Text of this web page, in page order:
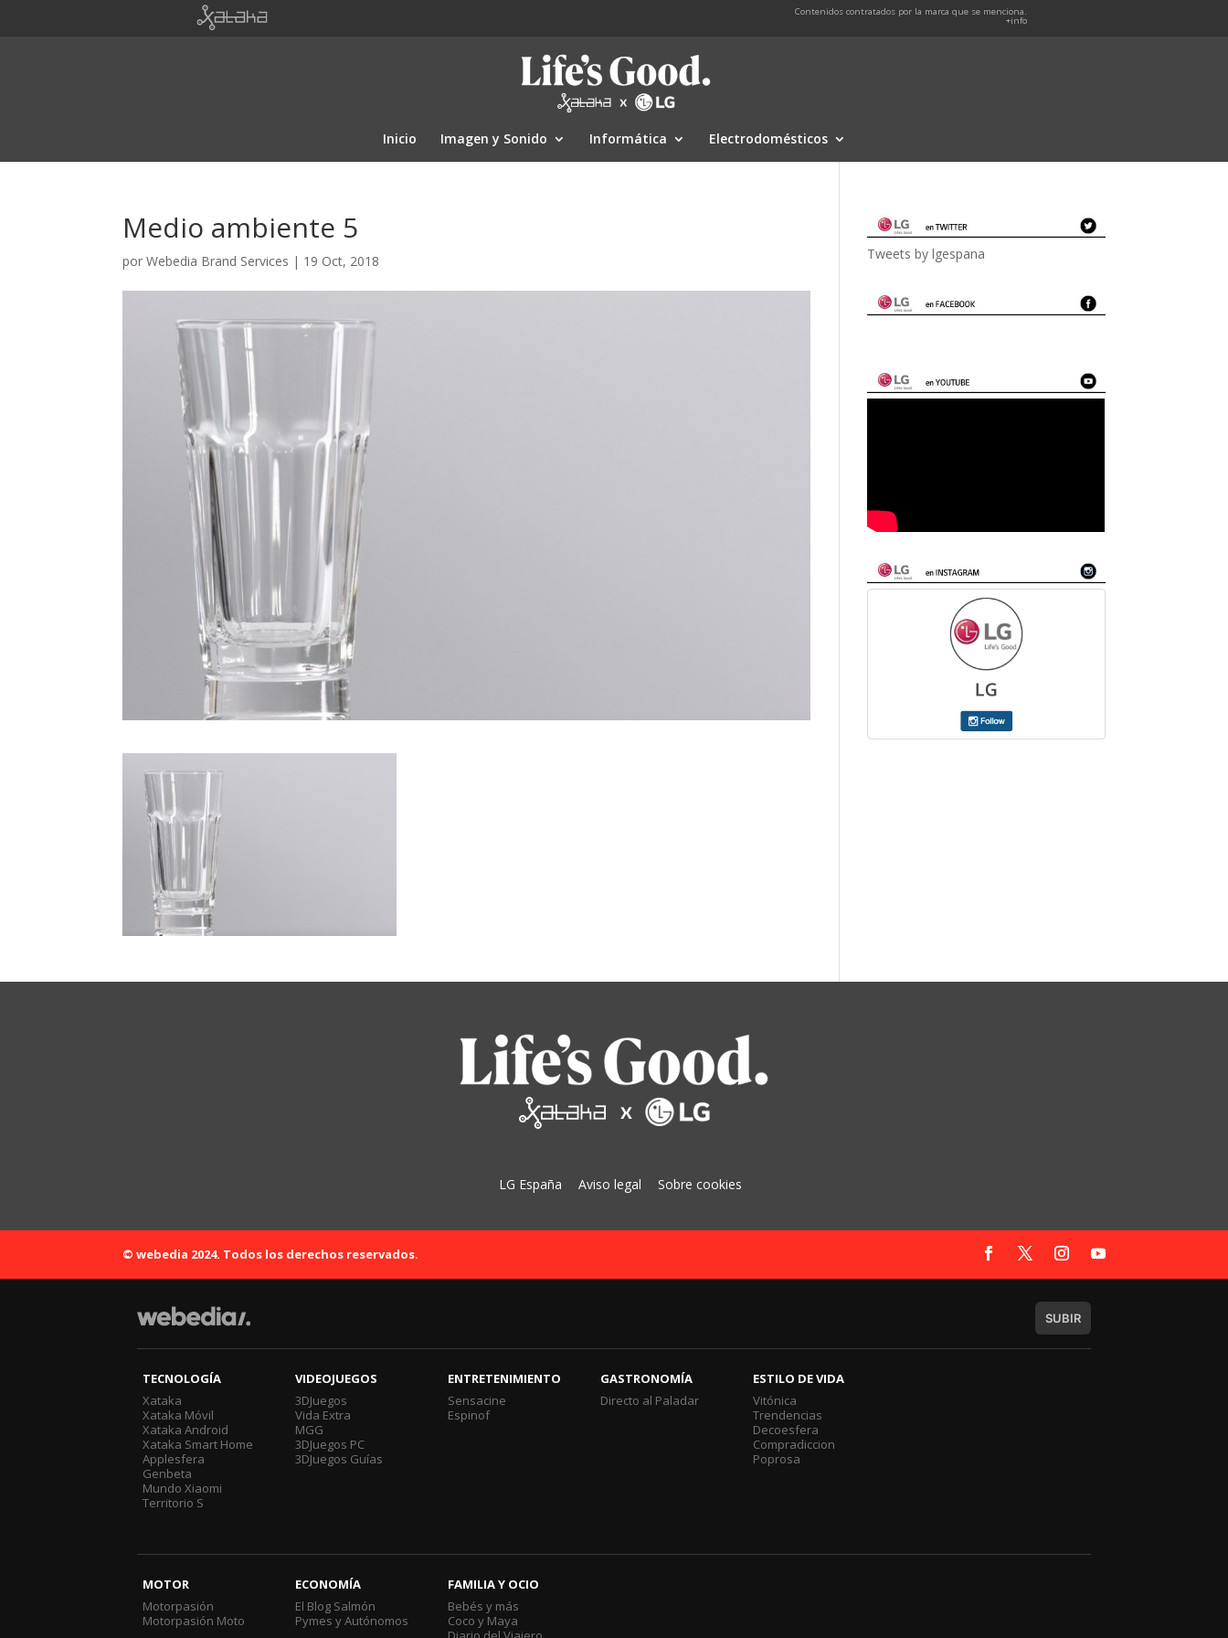
Contenidos contratados por la marca que se menciona.
+info
Inicio Imagen y Sonido Informática Electrodomésticos
Medio ambiente 5
porWebedia Brand Services | 19 Oct, 2018 Tweets by lgespana
LG España Aviso legal Sobre cookies
© webedia 2024. Todos los derechos reservados.
SUBIR
TECNOLOGÍA
Xataka
Xataka Móvil
Xataka Android
Xataka Smart Home
Applesfera
Genbeta
Mundo Xiaomi
Territorio S
VIDEOJUEGOS
3DJuegos
Vida Extra
MGG
3DJuegos PC
3DJuegos Guías
ENTRETENIMIENTO
Sensacine
Espinof
GASTRONOMÍA
Directo al Paladar
ESTILO DE VIDA
Vitónica
Trendencias
Decoesfera
Compradiccion
Poprosa
MOTOR
Motorpasión
Motorpasión Moto
ECONOMÍA
El Blog Salmón
Pymes y Autónomos
FAMILIA Y OCIO
Bebés y más
Coco y Maya